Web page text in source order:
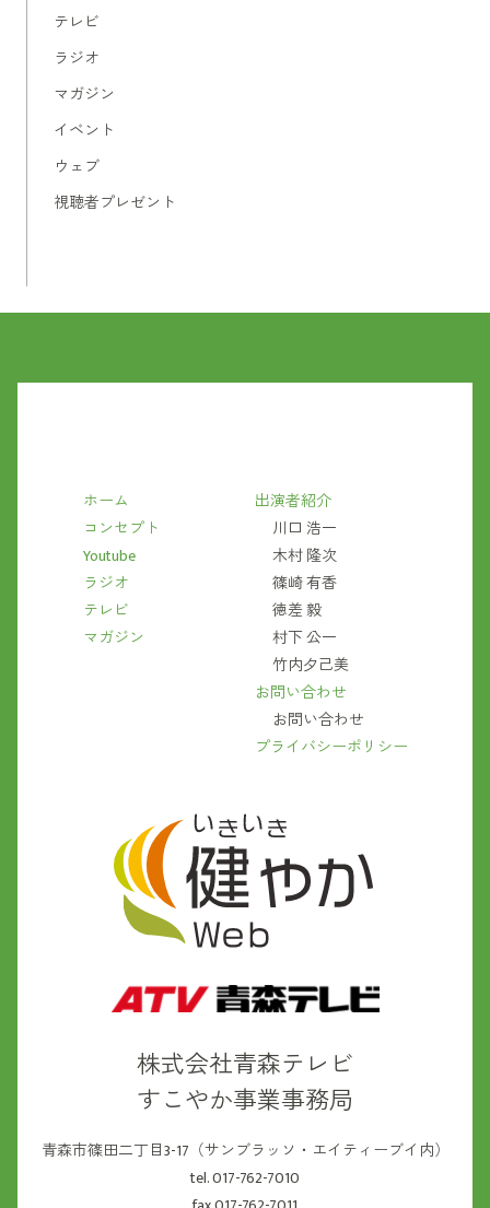
テレビ
ラジオ
マガジン
イベント
ウェブ
視聴者プレゼント
株式会社青森テレビ
すこやか事業事務局
青森市篠田二丁目3-17（サンブラッソ・エイティーブイ内）
tel. 017-762-7010
ホーム
コンセプト
Youtube
ラジオ
テレビ
マガジン
出演者紹介
川口 浩一
木村 隆次
篠崎 有香
徳差 毅
村下 公一
竹内夕己美
お問い合わせ
お問い合わせ
プライバシーポリシー